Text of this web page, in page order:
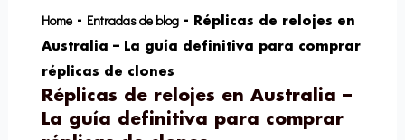
Home - Entradas de blog - Réplicas de relojes en
Australia – La guía definitiva para comprar
réplicas de clones
Réplicas de relojes en Australia –
La guía definitiva para comprar